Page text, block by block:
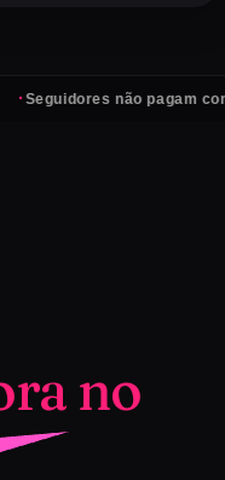
não pagam contas —
no